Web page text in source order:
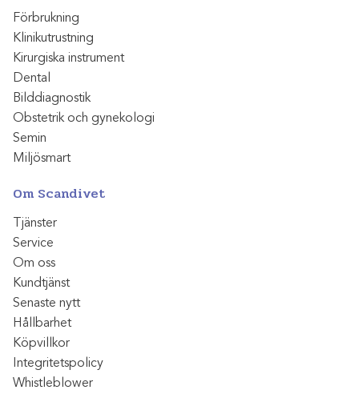
Förbrukning
Klinikutrustning
Kirurgiska instrument
Dental
Bilddiagnostik
Obstetrik och gynekologi
Semin
Miljösmart
Om Scandivet
Tjänster
Service
Om oss
Kundtjänst
Senaste nytt
Hållbarhet
Köpvillkor
Integritetspolicy
Whistleblower